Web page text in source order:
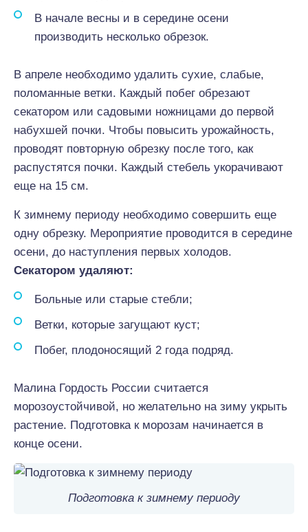
В начале весны и в середине осени
производить несколько обрезок.
В апреле необходимо удалить сухие, слабые,
поломанные ветки. Каждый побег обрезают
секатором или садовыми ножницами до первой
набухшей почки. Чтобы повысить урожайность,
проводят повторную обрезку после того, как
распустятся почки. Каждый стебель укорачивают
еще на 15 см.
К зимнему периоду необходимо совершить еще
одну обрезку. Мероприятие проводится в середине
осени, до наступления первых холодов.
Секатором удаляют:
Больные или старые стебли;
Ветки, которые загущают куст;
Побег, плодоносящий 2 года подряд.
Малина Гордость России считается
морозоустойчивой, но желательно на зиму укрыть
растение. Подготовка к морозам начинается в
конце осени.
Подготовка к зимнему периоду